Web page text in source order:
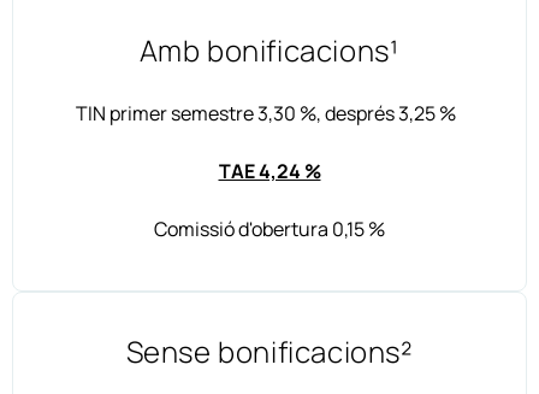
Amb bonificacions¹
TIN primer semestre 3,30 %, després 3,25 %
TAE 4,24 %
Comissió d'obertura 0,15 %
Sense bonificacions²